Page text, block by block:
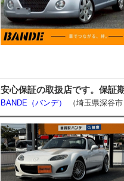
安心保証の取扱店です。保証
BANDE（バンデ） （埼玉県深谷市